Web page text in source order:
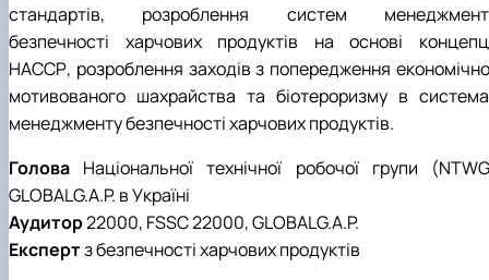
стандартів, розроблення систем
безпечності харчових продуктів на основі
НАССР, розроблення заходів з попередження
мотивованого шахрайства та біотероризму в
менеджменту безпечності харчових продуктів.
Голова Національної технічної робочої групи
GLOBALG.A.P. в Україні
Аудитор22000, FSSC 22000, GLOBALG.A.P.
Експертз безпечності харчових продуктів